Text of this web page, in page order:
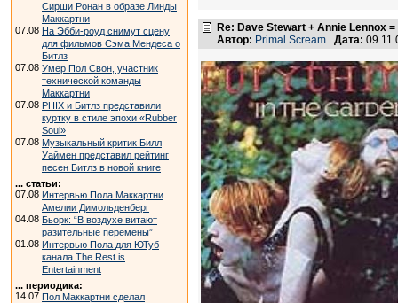
Сирши Ронан в образе Линды
Маккартни
07.08 На Эбби-роуд снимут сцену
для фильмов Сэма Мендеса о
Битлз
07.08 Умер Пол Свон, участник
технической команды
Маккартни
07.08 PHIX и Битлз представили
куртку в стиле эпохи «Rubber
Soul»
07.08 Музыкальный критик Билл
Уаймен представил рейтинг
песен Битлз в новой книге
... статьи:
07.08 Интервью Пола Маккартни
Амелии Димольденберг
04.08 Бьорк: “В воздухе витают
разительные перемены”
01.08 Интервью Пола для ЮТуб
канала The Rest is
Entertainment
... периодика:
14.07 Пол Маккартни сделал
Re: Dave Stewart + Annie Lennox
Автор: Primal Scream Дата: